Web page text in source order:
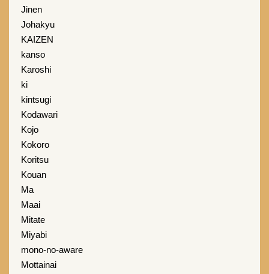
Jinen
Johakyu
KAIZEN
kanso
Karoshi
ki
kintsugi
Kodawari
Kojo
Kokoro
Koritsu
Kouan
Ma
Maai
Mitate
Miyabi
mono-no-aware
Mottainai